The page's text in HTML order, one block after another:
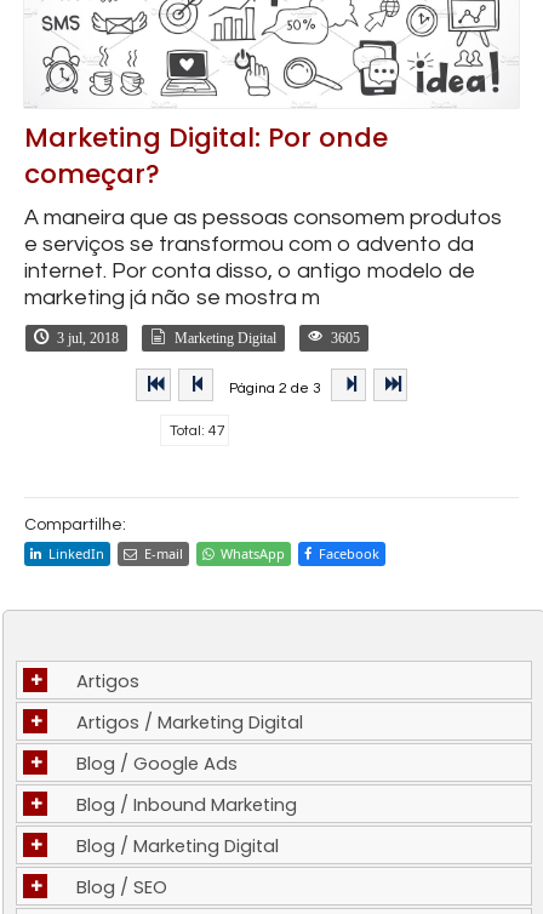
Marketing Digital: Por onde
começar?
A maneira que as pessoas consomem produtos
e serviços se transformou com o advento da
internet. Por conta disso, o antigo modelo de
marketing já não se mostra m
3 jul, 2018 Marketing Digital 3605
Página 2 de 3
Total: 47
Compartilhe:
LinkedIn E-mail WhatsApp Facebook
+ Artigos
+ Artigos / Marketing Digital
+ Blog / Google Ads
+ Blog / Inbound Marketing
+ Blog / Marketing Digital
+ Blog / SEO